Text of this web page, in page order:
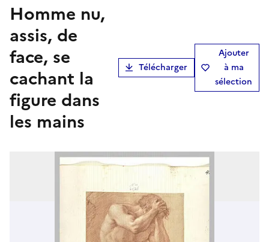
Homme nu,
assis, de
face, se
cachant la
figure dans
les mains
Télécharger
Ajouter
à ma
sélection